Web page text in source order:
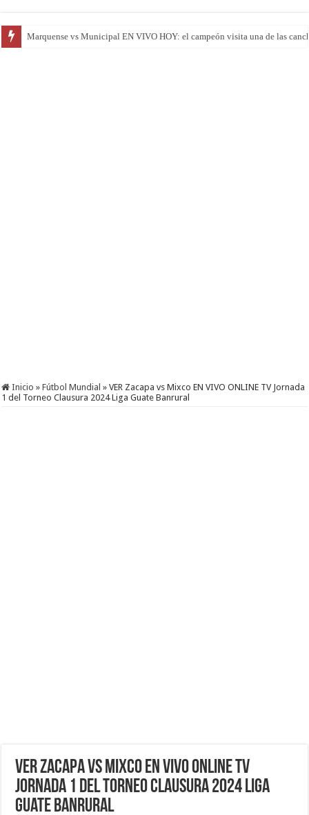
Marquense vs Municipal EN VIVO HOY: el campeón visita una de las
Inicio » Fútbol Mundial » VER Zacapa vs Mixco EN VIVO ONLINE TV Jornada
1 del Torneo Clausura 2024 Liga Guate Banrural
VER Zacapa vs Mixco EN VIVO ONLINE TV
Jornada 1 del Torneo Clausura 2024 Liga
Guate Banrural